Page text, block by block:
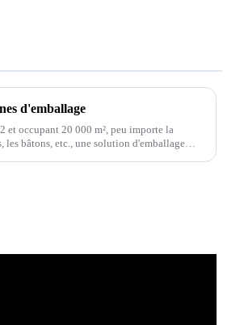
d'emballage
et occupant 20 000 m², peu importe la
bâtons, etc., une solution d'emballage